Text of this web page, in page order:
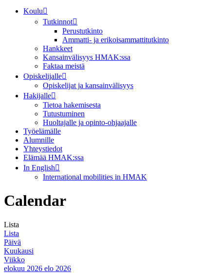
Koulu
Tutkinnot
Perustutkinto
Ammatti- ja erikoisammattitutkinto
Hankkeet
Kansainvälisyys HMAK:ssa
Faktaa meistä
Opiskelijalle
Opiskelijat ja kansainvälisyys
Hakijalle
Tietoa hakemisesta
Tutustuminen
Huoltajalle ja opinto-ohjaajalle
Työelämälle
Alumnille
Yhteystiedot
Elämää HMAK:ssa
In English
International mobilities in HMAK
Calendar
Lista
Lista
Päivä
Kuukausi
Viikko
elokuu 2026 elo 2026